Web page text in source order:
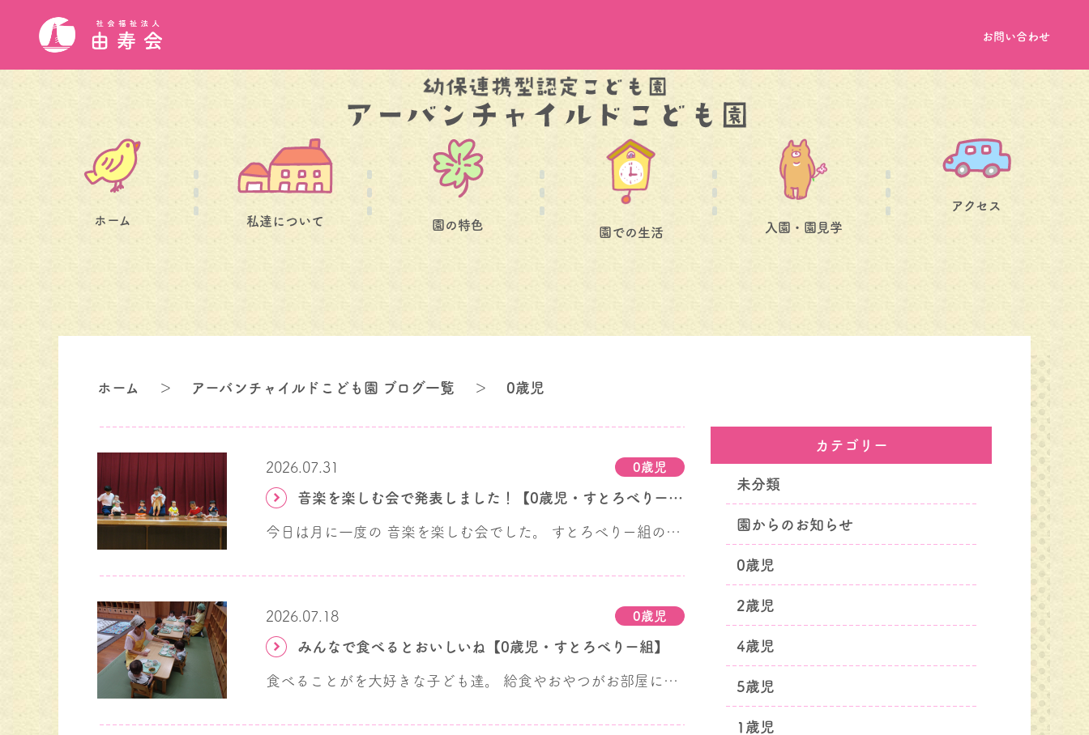
お問い合わせ
ホーム 私達について 園の特色
園での生活 入園・園見学
アクセス
ホーム ＞ アーバンチャイルドこども園 ブログ一覧 ＞ 0歳児
2026.07.31 0歳児
音楽を楽しむ会で発表しました！【0歳児・すとろべりー組】
今日は月に一度の 音楽を楽しむ会でした。 すとろべりー組の子ども達にとって 初めての舞台発表です。 曲はいつもお部屋で楽しんでいる 「むすんでひらいて」と 「あたまかたひざぽん」♪ 少し緊張気味の子ども達でしたが、 泣くことなく最後まで楽しく 発表することができました。
2026.07.18 0歳児
みんなで食べるとおいしいね【0歳児・すとろべりー組】
食べることがを大好きな子ども達。 給食やおやつがお部屋に届くと 「あ！あ！」と指さしをして喜んでいます。 みんなでお歌を歌ってから 「いただきます」をして 毎日楽しく給食を食べています♪ みんなで食べるとおいしいね
カテゴリー
未分類
園からのお知らせ
0歳児
2歳児
4歳児
5歳児
1歳児